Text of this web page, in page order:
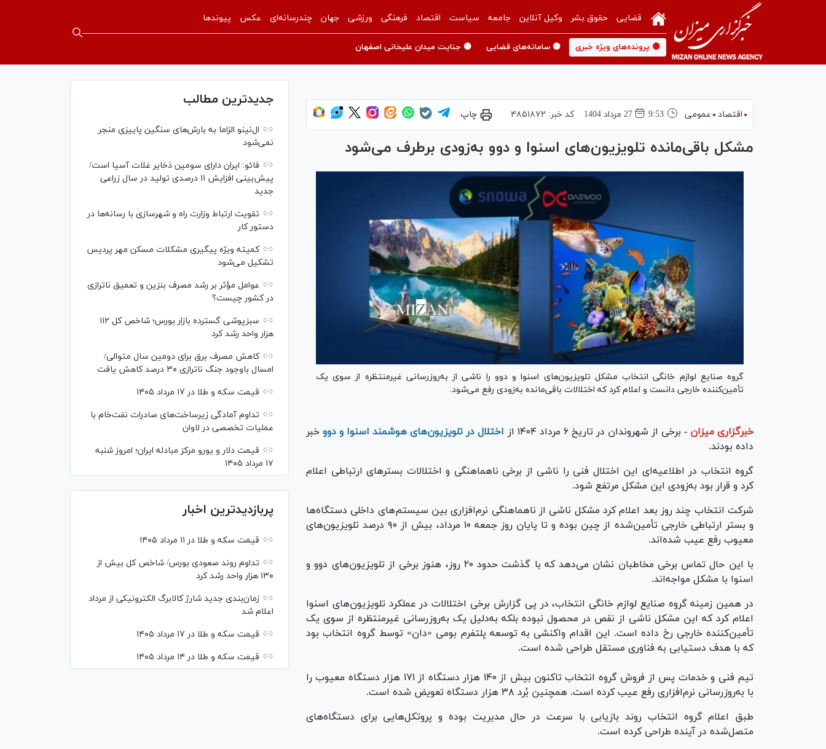
قضایی حقوق بشر وکیل آنلاین جامعه سیاست اقتصاد فرهنگی ورزشی جهان چندرسانه‌ای عکس پیوندها
🟡 پرونده‌های ویژه خبری 🟡 سامانه‌های قضایی 🟡 جنایت میدان علیخانی اصفهان
اقتصاد عمومی 9:53 27 مرداد 1404 کد خبر: ۴۸۵۱۸۷۲ چاپ
مشکل باقی‌مانده تلویزیون‌های اسنوا و دوو به‌زودی برطرف می‌شود
گروه صنایع لوازم خانگی انتخاب مشکل تلویزیون‌های اسنوا و دوو را ناشی از به‌روزرسانی غیرمنتظره از سوی یک
تأمین‌کننده خارجی دانست و اعلام کرد که اختلالات باقی‌مانده به‌زودی رفع می‌شود.
خبرگزاری میزان - برخی از شهروندان در تاریخ ۶ مرداد ۱۴۰۴ از اختلال در تلویزیون‌های هوشمند اسنوا و دوو خبر
داده بودند.
گروه انتخاب در اطلاعیه‌ای این اختلال فنی را ناشی از برخی ناهماهنگی و اختلالات بستر‌های ارتباطی اعلام
کرد و قرار بود به‌زودی این مشکل مرتفع شود.
شرکت انتخاب چند روز بعد اعلام کرد مشکل ناشی از ناهماهنگی نرم‌افزاری بین سیستم‌های داخلی دستگاه‌ها
و بستر ارتباطی خارجی تأمین‌شده از چین بوده و تا پایان روز جمعه ۱۰ مرداد، بیش از ۹۰ درصد تلویزیون‌های
معیوب رفع عیب شده‌اند.
با این حال تماس برخی مخاطبان نشان می‌دهد که با گذشت حدود ۲۰ روز، هنوز برخی از تلویزیون‌های دوو و
اسنوا با مشکل مواجه‌اند.
در همین زمینه گروه صنایع لوازم خانگی انتخاب، در پی گزارش برخی اختلالات در عملکرد تلویزیون‌های اسنوا
اعلام کرد که این مشکل ناشی از نقص در محصول نبوده بلکه به‌دلیل یک به‌روزرسانی غیرمنتظره از سوی یک
تأمین‌کننده خارجی رخ داده است. این اقدام واکنشی به توسعه پلتفرم بومی «دان» توسط گروه انتخاب بود
که با هدف دستیابی به فناوری مستقل طراحی شده است.
تیم فنی و خدمات پس از فروش گروه انتخاب تاکنون بیش از ۱۴۰ هزار دستگاه از ۱۷۱ هزار دستگاه معیوب را
با به‌روزرسانی نرم‌افزاری رفع عیب کرده است. همچنین بُرد ۳۸ هزار دستگاه تعویض شده است.
طبق اعلام گروه انتخاب روند بازیابی با سرعت در حال مدیریت بوده و پروتکل‌هایی برای دستگاه‌های
متصل‌شده در آینده طراحی کرده است.
جدیدترین مطالب
ال‌نینو الزاما به بارش‌های سنگین پاییزی منجر
نمی‌شود
فائو: ایران دارای سومین ذخایر غلات آسیا است/
پیش‌بینی افزایش ۱۱ درصدی تولید در سال زراعی
جدید
تقویت ارتباط وزارت راه و شهرسازی با رسانه‌ها در
دستور کار
کمیته ویژه پیگیری مشکلات مسکن مهر پردیس
تشکیل می‌شود
عوامل مؤثر بر رشد مصرف بنزین و تعمیق ناترازی
در کشور چیست؟
سبزپوشی گسترده بازار بورس؛ شاخص کل ۱۱۲
هزار واحد رشد کرد
کاهش مصرف برق برای دومین سال متوالی/
امسال باوجود جنگ ناترازی ۳۰ درصد کاهش یافت
قیمت سکه و طلا در ۱۷ مرداد ۱۴۰۵
تداوم آمادگی زیرساخت‌های صادرات نفت‌خام با
عملیات تخصصی در لاوان
قیمت دلار و یورو مرکز مبادله ایران؛ امروز شنبه
۱۷ مرداد ۱۴۰۵
پربازدیدترین اخبار
قیمت سکه و طلا در ۱۱ مرداد ۱۴۰۵
تداوم روند صعودی بورس/ شاخص کل بیش از
۱۳۰ هزار واحد رشد کرد
زمان‌بندی جدید شارژ کالابرگ الکترونیکی از مرداد
اعلام شد
قیمت سکه و طلا در ۱۷ مرداد ۱۴۰۵
قیمت سکه و طلا در ۱۴ مرداد ۱۴۰۵